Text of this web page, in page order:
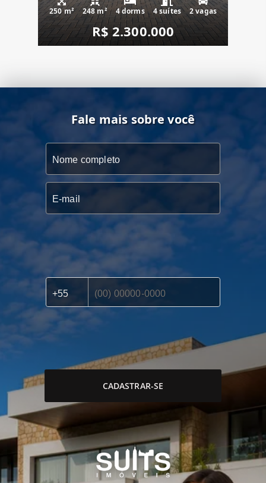
250 m² 248 m² 4 dorms 4 suítes 2 vagas
R$ 2.300.000
Fale mais sobre você
CADASTRAR-SE